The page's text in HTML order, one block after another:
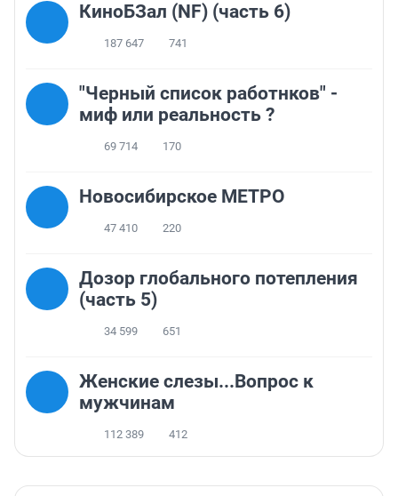
КиноБЗал (NF) (часть 6)
187 647 741
"Черный список работнков" -
миф или реальность ?
69 714 170
Новосибирское МЕТРО
47 410 220
Дозор глобального потепления
(часть 5)
34 599 651
Женские слезы...Вопрос к
мужчинам
112 389 412